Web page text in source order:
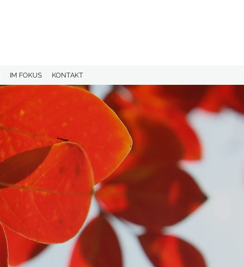
IM FOKUS KONTAKT